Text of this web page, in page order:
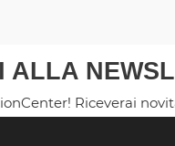
ALLA
Riceverai